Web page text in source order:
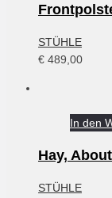
STÜHLE
€ 489,00
In den
Hay,
STÜHLE